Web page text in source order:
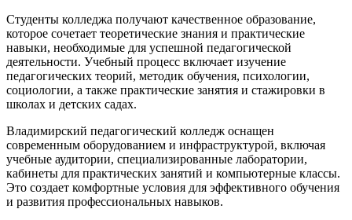
Студенты колледжа получают качественное образование,
которое сочетает теоретические знания и практические
навыки, необходимые для успешной педагогической
деятельности. Учебный процесс включает изучение
педагогических теорий, методик обучения, психологии,
социологии, а также практические занятия и стажировки в
школах и детских садах.
Владимирский педагогический колледж оснащен
современным оборудованием и инфраструктурой, включая
учебные аудитории, специализированные лаборатории,
кабинеты для практических занятий и компьютерные классы.
Это создает комфортные условия для эффективного обучения
и развития профессиональных навыков.